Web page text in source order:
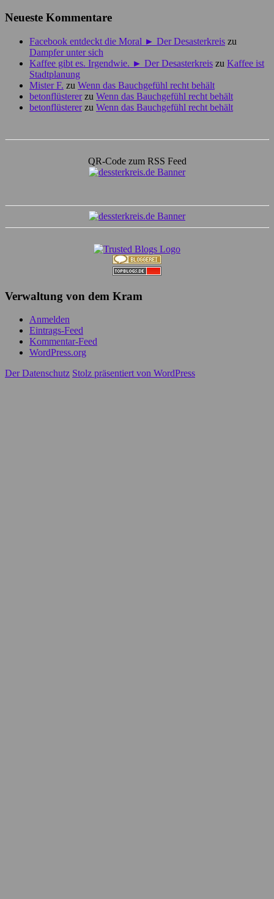
Neueste Kommentare
Facebook entdeckt die Moral ► Der Desasterkreis zu
Dampfer unter sich
Kaffee gibt es. Irgendwie. ► Der Desasterkreis zu Kaffee ist
Stadtplanung
Mister F. zu Wenn das Bauchgefühl recht behält
betonflüstererzu Wenn das Bauchgefühl recht behält
betonflüstererzu Wenn das Bauchgefühl recht behält
QR-Code zum RSS Feed
Verwaltung von dem Kram
Anmelden
Eintrags-Feed
Kommentar-Feed
WordPress.org
Der Datenschutz Stolz präsentiert von WordPress